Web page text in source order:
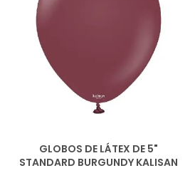
GLOBOS DE LÁTEX DE 5"
STANDARD BURGUNDY KALISAN